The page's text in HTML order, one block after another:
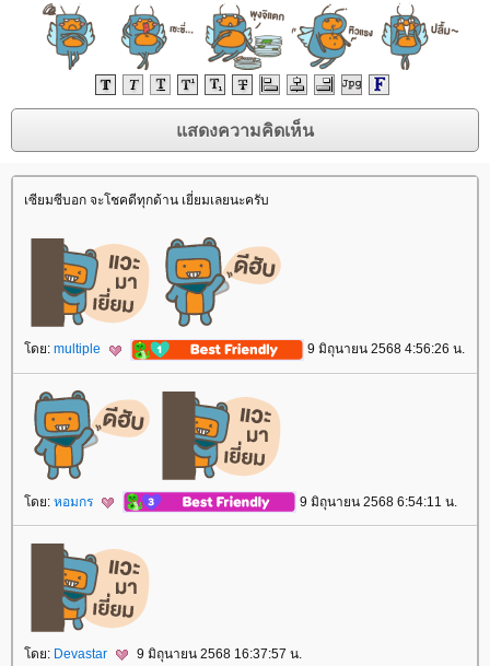
เซียมซีบอก จะโชคดีทุกด้าน เยี่ยมเลยนะครับ
ดย: multiple 9 มิถุนายน 2568 4:56:26 น.
ดย: หอมกร 9 มิถุนายน 2568 6:54:11 น.
ดย: Devastar 9 มิถุนายน 2568 16:37:57 น.